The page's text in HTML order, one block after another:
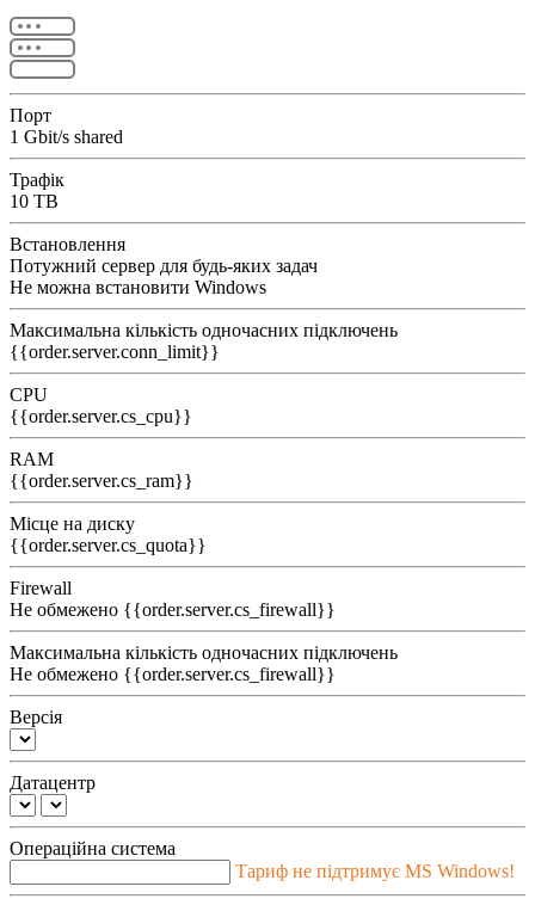
Порт
1 Gbit/s shared
Трафік
10 TB
Встановлення
Потужний сервер для будь-яких задач
Не можна встановити Windows
Максимальна кількість одночасних підключень
{{order.server.conn_limit}}
CPU
{{order.server.cs_cpu}}
RAM
{{order.server.cs_ram}}
Місце на диску
{{order.server.cs_quota}}
Firewall
Не обмежено {{order.server.cs_firewall}}
Максимальна кількість одночасних підключень
Не обмежено {{order.server.cs_firewall}}
Версія
Датацентр
Операційна система
Тариф не підтримує MS Windows!